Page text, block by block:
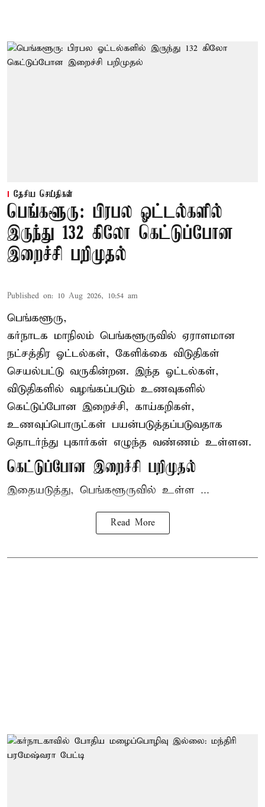
தேசிய செய்திகள்
பெங்களூரு: பிரபல ஓட்டல்களில்
இருந்து 132 கிலோ கெட்டுப்போன
இறைச்சி பறிமுதல்
Published on: 10 Aug 2026, 10:54 am
பெங்களூரு,
கர்நாடக மாநிலம் பெங்களூருவில் ஏராளமான
நட்சத்திர ஓட்டல்கள், கேளிக்கை விடுதிகள்
செயல்பட்டு வருகின்றன. இந்த ஓட்டல்கள்,
விடுதிகளில் வழங்கப்படும் உணவுகளில்
கெட்டுப்போன இறைச்சி, காய்கறிகள்,
உணவுப்பொருட்கள் பயன்படுத்தப்படுவதாக
தொடர்ந்து புகார்கள் எழுந்த வண்ணம் உள்ளன.
கெட்டுப்போன இறைச்சி பறிமுதல்
இதையடுத்து, பெங்களூருவில் உள்ள ...
Read More